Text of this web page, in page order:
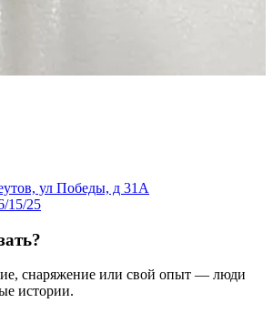
ул Победы, д 31А
15/25
снаряжение или свой опыт — люди
истории.